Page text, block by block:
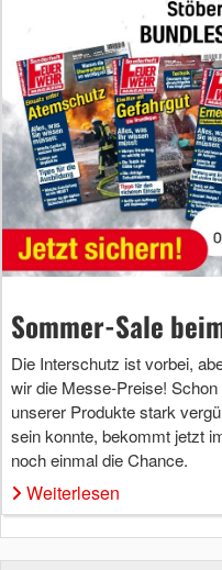
Sommer-Sale
Die Interschutz ist vorbei,
wir die Messe-Preise!
unserer Produkte stark
sein konnte, bekommt jetzt
noch einmal die Chance.
Weiterlesen